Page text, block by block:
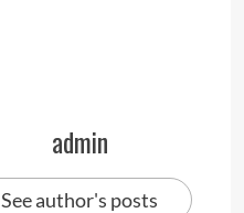
admin
See author's posts